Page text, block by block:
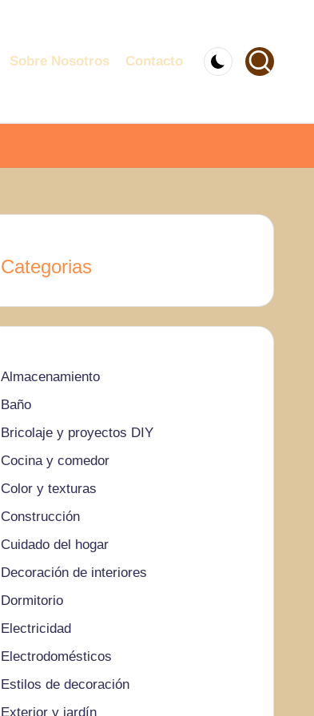
Sobre Nosotros Contacto
Categorias
Almacenamiento
Baño
Bricolaje y proyectos DIY
Cocina y comedor
Color y texturas
Construcción
Cuidado del hogar
Decoración de interiores
Dormitorio
Electricidad
Electrodomésticos
Estilos de decoración
Exterior y jardín